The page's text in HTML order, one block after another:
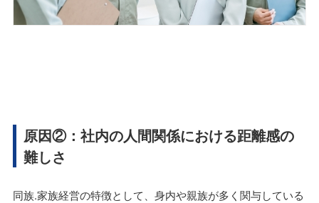
原因②：社内の人間関係における距離感の
難しさ
同族.家族経営の特徴として、身内や親族が多く関与している